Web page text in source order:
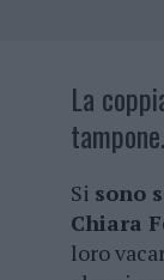
La
tampone.
Si sono
Chiara
loro